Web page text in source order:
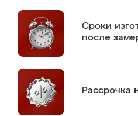
Сроки
после
Рассрочка